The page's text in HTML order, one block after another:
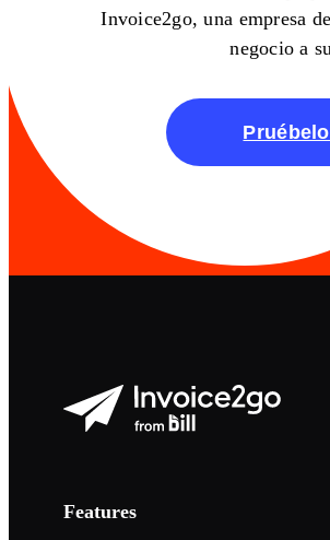
Invoice2go, una empresa de
negocio a
Features